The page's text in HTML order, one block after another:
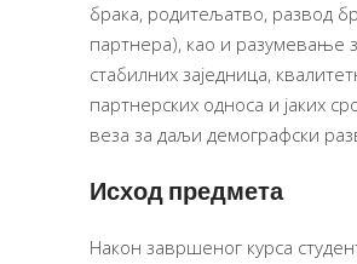
брака, родитељатво, развод
партнера), као и разумевање
стабилних заједница,
партнерских односа и јаких
веза за даљи демографски
Исход предмета
Након завршеног курса